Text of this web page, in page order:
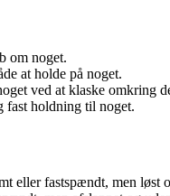
om noget.
at holde på noget.
ved at klaske omkring
fast holdning til noget.
eller fastspændt, men løst